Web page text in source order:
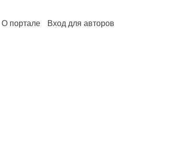
О портале Вход для авторов